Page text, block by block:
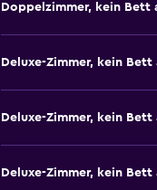
Doppelzimmer, kein Bett
Deluxe-Zimmer, kein Bett
Deluxe-Zimmer, kein Bett
Deluxe-Zimmer, kein Bett